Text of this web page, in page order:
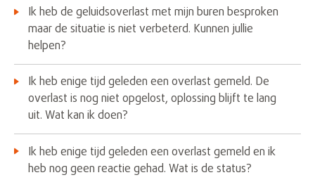
Ik heb de geluidsoverlast met mijn buren besproken
maar de situatie is niet verbeterd. Kunnen jullie
helpen?
Ik heb enige tijd geleden een overlast gemeld. De
overlast is nog niet opgelost, oplossing blijft te lang
uit. Wat kan ik doen?
Ik heb enige tijd geleden een overlast gemeld en ik
heb nog geen reactie gehad. Wat is de status?